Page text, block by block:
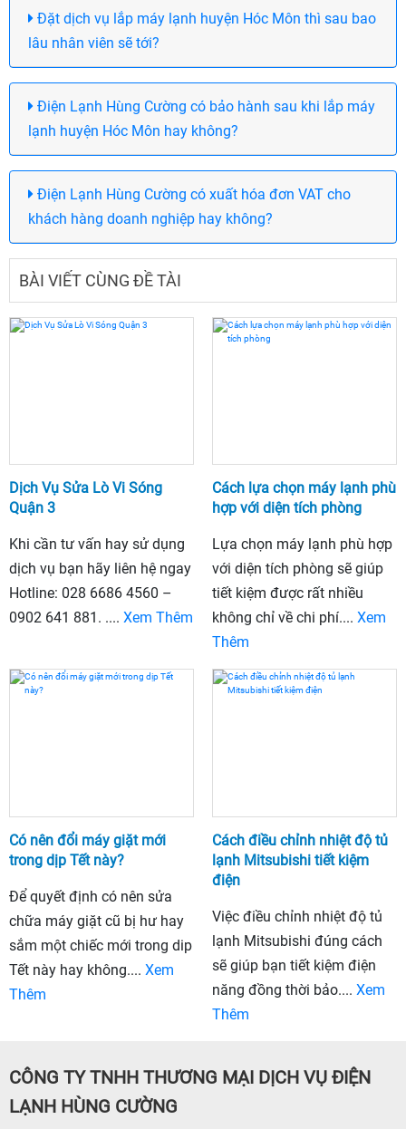
Đặt dịch vụ lắp máy lạnh huyện Hóc Môn thì sau bao
lâu nhân viên sẽ tới?
Điện Lạnh Hùng Cường có bảo hành sau khi lắp máy
lạnh huyện Hóc Môn hay không?
Điện Lạnh Hùng Cường có xuất hóa đơn VAT cho
khách hàng doanh nghiệp hay không?
BÀI VIẾT CÙNG ĐỀ TÀI
Dịch Vụ Sửa Lò Vi Sóng
Quận 3
Khi cần tư vấn hay sử dụng
dịch vụ bạn hãy liên hệ ngay
Hotline: 028 6686 4560 –
0902 641 881. .... Xem Thêm
Cách lựa chọn máy lạnh phù
hợp với diện tích phòng
Lựa chọn máy lạnh phù hợp
với diện tích phòng sẽ giúp
tiết kiệm được rất nhiều
không chỉ về chi phí.... Xem
Thêm
Có nên đổi máy giặt mới
trong dịp Tết này?
Để quyết định có nên sửa
chữa máy giặt cũ bị hư hay
sắm một chiếc mới trong dip
Tết này hay không.... Xem
Thêm
Cách điều chỉnh nhiệt độ tủ
lạnh Mitsubishi tiết kiệm
điện
Việc điều chỉnh nhiệt độ tủ
lạnh Mitsubishi đúng cách
sẽ giúp bạn tiết kiệm điện
năng đồng thời bảo.... Xem
Thêm
CÔNG TY TNHH THƯƠNG MẠI DỊCH VỤ ĐIỆN
LẠNH HÙNG CƯỜNG